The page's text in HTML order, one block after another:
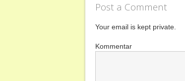
Post a Comment
Your email is kept private.
Kommentar